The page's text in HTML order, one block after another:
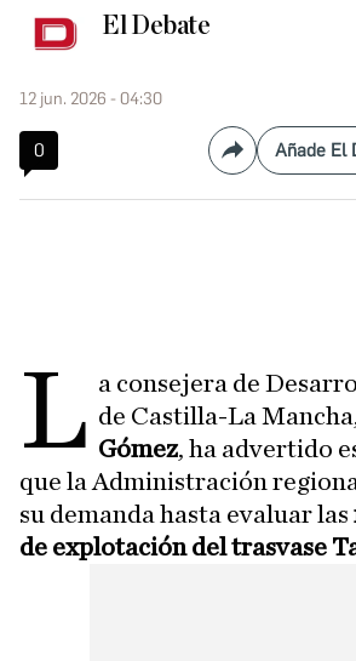
El Debate
12 jun. 2026 - 04:30
0 Compartir
Añade El
L a consejera de
de Castilla-La
Gómez, ha advertido
que la Administración
su demanda hasta evaluar las
de explotación del trasvase